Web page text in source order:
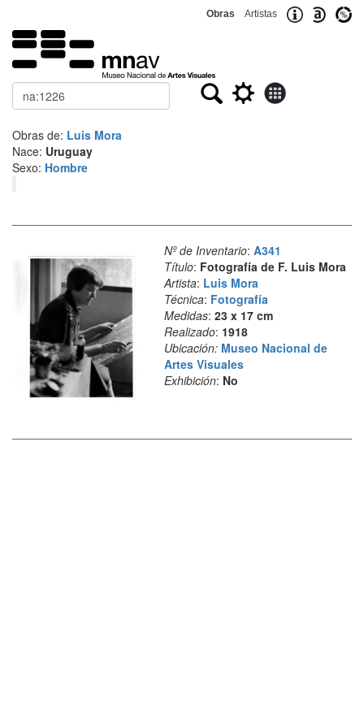
Obras Artistas
Buscar
Obras de: Luis Mora
Nace: Uruguay
Sexo: Hombre
Nº de Inventario: A341
Título: Fotografía de F. Luis Mora
Artista: Luis Mora
Técnica: Fotografía
Medidas: 23 x 17 cm
Realizado: 1918
Ubicación: Museo Nacional de
Artes Visuales
Exhibición: No